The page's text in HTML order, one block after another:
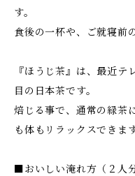
す。
食後の一杯や、ご就寝前
『ほうじ茶』は、最近
目の日本茶です。
焙じる事で、通常の緑茶
も体もリラックスできます
■おいしい淹れ方（２人分